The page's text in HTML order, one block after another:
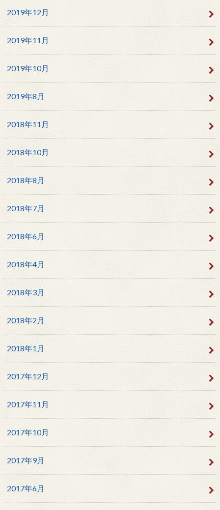
2019年12月
2019年11月
2019年10月
2019年8月
2018年11月
2018年10月
2018年8月
2018年7月
2018年6月
2018年4月
2018年3月
2018年2月
2018年1月
2017年12月
2017年11月
2017年10月
2017年9月
2017年6月